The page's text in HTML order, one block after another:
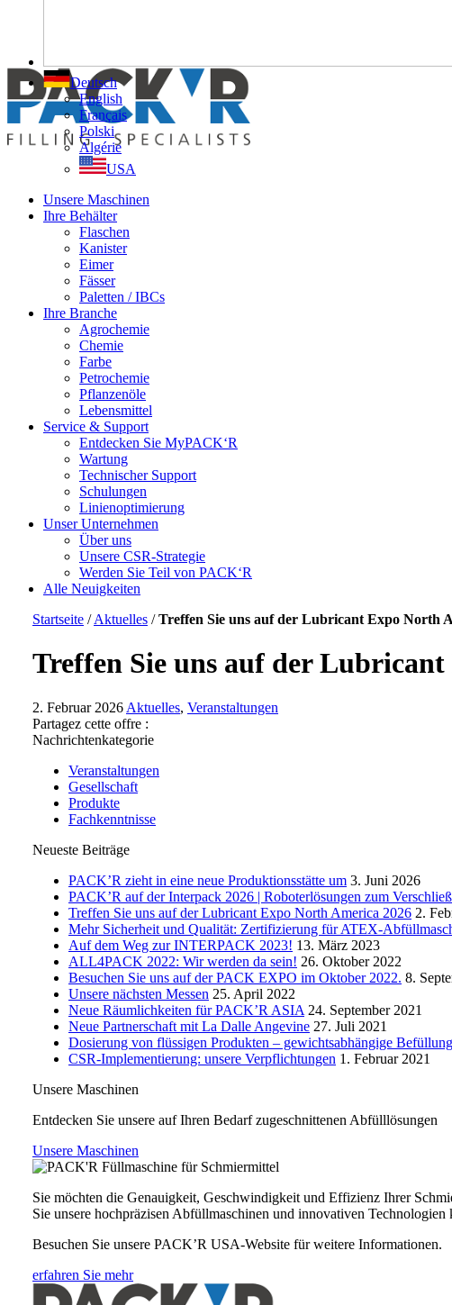
Deutsch
English
Français
Polski
Algérie
USA
Unsere Maschinen
Ihre Behälter
Flaschen
Kanister
Eimer
Fässer
Paletten / IBCs
Ihre Branche
Agrochemie
Chemie
Farbe
Petrochemie
Pflanzenöle
Lebensmittel
Service & Support
Entdecken Sie MyPACK‘R
Wartung
Technischer Support
Schulungen
Linienoptimierung
Unser Unternehmen
Über uns
Unsere CSR-Strategie
Werden Sie Teil von PACK‘R
Alle Neuigkeiten
Startseite /Aktuelles /Treffen Sie uns auf der Lubricant Expo North
Treffen Sie uns auf der
2. Februar 2026 Aktuelles, Veranstaltungen
Partagez cette offre :
Nachrichtenkategorie
Veranstaltungen
Gesellschaft
Produkte
Fachkenntnisse
Neueste Beiträge
PACK’R zieht in eine neue Produktionsstätte um 3. Juni 2026
PACK’R auf der Interpack 2026 | Roboterlösungen zum
Treffen Sie uns auf der Lubricant Expo North America 2026 2.
Mehr Sicherheit und Qualität: Zertifizierung für ATEX-
Auf dem Weg zur INTERPACK 2023! 13. März 2023
ALL4PACK 2022: Wir werden da sein! 26. Oktober 2022
Besuchen Sie uns auf der PACK EXPO im Oktober 2022. 8.
Unsere nächsten Messen 25. April 2022
Neue Räumlichkeiten für PACK’R ASIA 24. September 2021
Neue Partnerschaft mit La Dalle Angevine 27. Juli 2021
Dosierung von flüssigen Produkten – gewichtsabhängige Befüllung
CSR-Implementierung: unsere Verpflichtungen 1. Februar 2021
Unsere Maschinen
Entdecken Sie unsere auf Ihren Bedarf zugeschnittenen Abfülllösungen
Unsere Maschinen
Sie möchten die Genauigkeit, Geschwindigkeit und Effizienz Ihrer
Sie unsere hochpräzisen Abfüllmaschinen und innovativen Technologien
Besuchen Sie unsere PACK’R USA-Website für weitere Informationen.
erfahren Sie mehr